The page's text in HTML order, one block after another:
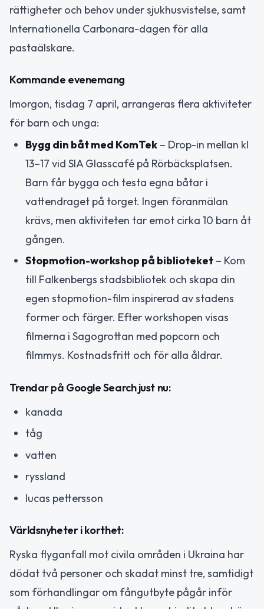
rättigheter och behov under sjukhusvistelse, samt
Internationella Carbonara-dagen för alla
pastaälskare.
Kommande evenemang
Imorgon, tisdag 7 april, arrangeras flera aktiviteter
för barn och unga:
Bygg din båt med KomTek – Drop-in mellan kl
13–17 vid SIA Glasscafé på Rörbäcksplatsen.
Barn får bygga och testa egna båtar i
vattendraget på torget. Ingen föranmälan
krävs, men aktiviteten tar emot cirka 10 barn åt
gången.
Stopmotion-workshop på biblioteket – Kom
till Falkenbergs stadsbibliotek och skapa din
egen stopmotion-film inspirerad av stadens
former och färger. Efter workshopen visas
filmerna i Sagogrottan med popcorn och
filmmys. Kostnadsfritt och för alla åldrar.
Trendar på Google Search just nu:
kanada
tåg
vatten
ryssland
lucas pettersson
Världsnyheter i korthet:
Ryska flyganfall mot civila områden i Ukraina har
dödat två personer och skadat minst tre, samtidigt
som förhandlingar om fångutbyte pågår inför